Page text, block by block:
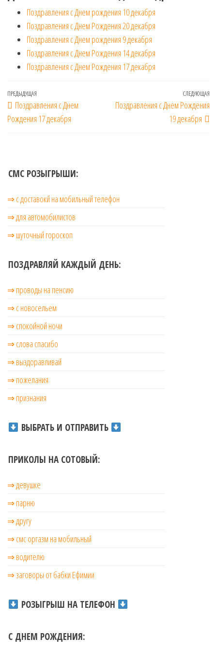
Поздравления с Днем рождения 10 декабря
Поздравления с Днем Рождения 20 декабря
Поздравления с Днем рождения 9 декабря
Поздравления с Днем Рождения 14 декабря
Поздравления с Днем Рождения 17 декабря
Навигация
по
записям
Предыдущая
запись
ПРЕДЫДУЩАЯ
Поздравления с Днем
Рождения 17 декабря
СЛЕДУЮЩАЯ
Поздравления с Днем Рождения
19 декабря
СМС РОЗЫГРЫШИ:
⇒ с доставокй на мобильный телефон
⇒ для автомобилистов
⇒ шуточный гороскоп
ПОЗДРАВЛЯЙ КАЖДЫЙ ДЕНЬ:
⇒ проводы на пенсию
⇒ с новосельем
⇒ cпокойной ночи
⇒ слова спасибо
⇒ выздоравливай
⇒ пожелания
⇒ признания
ВЫБРАТЬ И ОТПРАВИТЬ
ПРИКОЛЫ НА СОТОВЫЙ:
⇒ девушке
⇒ парню
⇒ другу
⇒ смс оргазм на мобильный
⇒ водителю
⇒ заговоры от бабки Ефимии
РОЗЫГРЫШ НА ТЕЛЕФОН
С ДНЕМ РОЖДЕНИЯ: